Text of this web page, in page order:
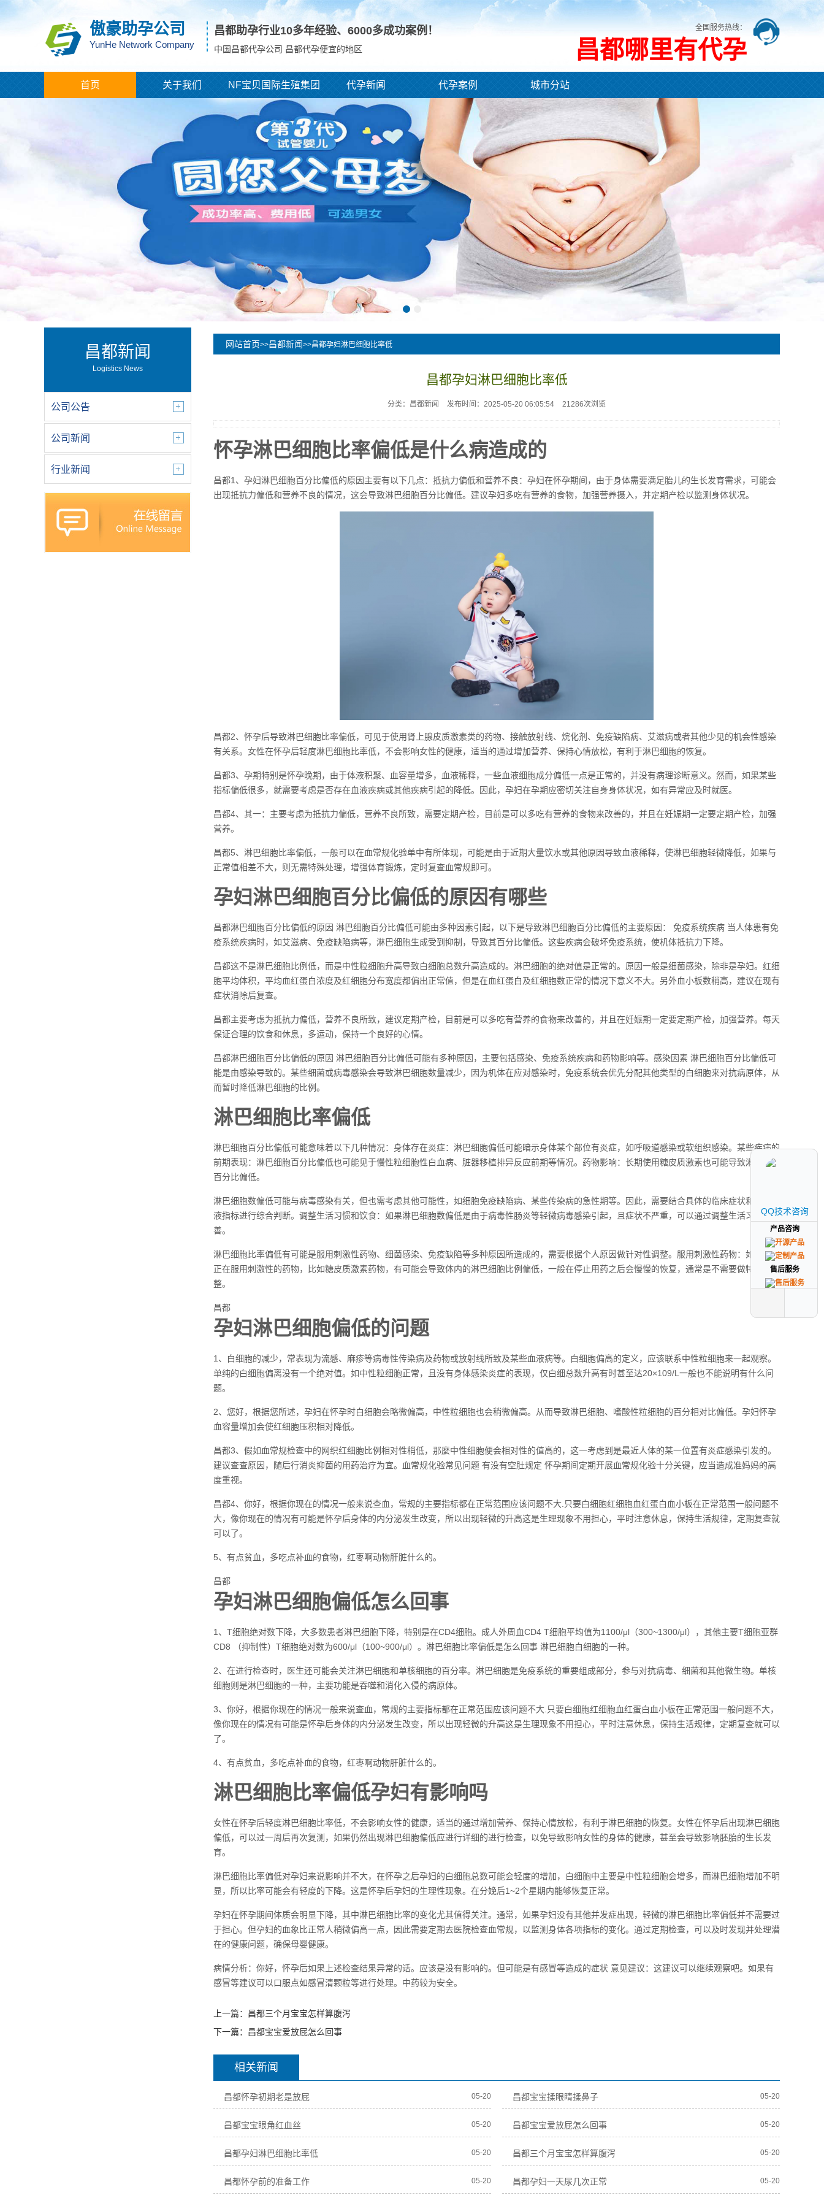
傲豪助孕公司
YunHe Network Company
昌都助孕行业10多年经验、 6000多成功案例！
中国昌都代孕公司 昌都代孕便宜的地区
全国服务热线：
昌都哪里有代孕
首页 关于我们 NF宝贝国际生殖集团 代孕新闻 代孕案例 城市分站
昌都新闻
Logistics News
公司公告
公司新闻
行业新闻
网站首页>>昌都新闻>>昌都孕妇淋巴细胞比率低
昌都孕妇淋巴细胞比率低
分类：昌都新闻 发布时间：2025-05-20 06:05:54 21286次浏览
怀孕淋巴细胞比率偏低是什么病造成的
昌都1、孕妇淋巴细胞百分比偏低的原因主要有以下几点：抵抗力偏低和营养不良：孕妇在怀孕期间，由于身体需要满足胎儿的生长发育需求，可能会
出现抵抗力偏低和营养不良的情况，这会导致淋巴细胞百分比偏低。建议孕妇多吃有营养的食物，加强营养摄入，并定期产检以监测身体状况。
昌都2、怀孕后导致淋巴细胞比率偏低，可见于使用肾上腺皮质激素类的药物、接触放射线、烷化剂、免疫缺陷病、艾滋病或者其他少见的机会性感染
有关系。女性在怀孕后轻度淋巴细胞比率低，不会影响女性的健康，适当的通过增加营养、保持心情放松，有利于淋巴细胞的恢复。
昌都3、孕期特别是怀孕晚期，由于体液积聚、血容量增多，血液稀释，一些血液细胞成分偏低一点是正常的，并没有病理诊断意义。然而，如果某些
指标偏低很多，就需要考虑是否存在血液疾病或其他疾病引起的降低。因此，孕妇在孕期应密切关注自身身体状况，如有异常应及时就医。
昌都4、其一：主要考虑为抵抗力偏低，营养不良所致，需要定期产检，目前是可以多吃有营养的食物来改善的，并且在妊娠期一定要定期产检，加强
营养。
昌都5、淋巴细胞比率偏低，一般可以在血常规化验单中有所体现，可能是由于近期大量饮水或其他原因导致血液稀释，使淋巴细胞轻微降低，如果与
正常值相差不大，则无需特殊处理，增强体育锻炼，定时复查血常规即可。
孕妇淋巴细胞百分比偏低的原因有哪些
昌都淋巴细胞百分比偏低的原因 淋巴细胞百分比偏低可能由多种因素引起，以下是导致淋巴细胞百分比偏低的主要原因： 免疫系统疾病 当人体患有免
疫系统疾病时，如艾滋病、免疫缺陷病等，淋巴细胞生成受到抑制，导致其百分比偏低。这些疾病会破坏免疫系统，使机体抵抗力下降。
昌都这不是淋巴细胞比例低，而是中性粒细胞升高导致白细胞总数升高造成的。淋巴细胞的绝对值是正常的。原因一般是细菌感染，除非是孕妇。红细
胞平均体积，平均血红蛋白浓度及红细胞分布宽度都偏出正常值，但是在血红蛋白及红细胞数正常的情况下意义不大。另外血小板数稍高，建议在现有
症状消除后复查。
昌都主要考虑为抵抗力偏低，营养不良所致，建议定期产检，目前是可以多吃有营养的食物来改善的，并且在妊娠期一定要定期产检，加强营养。每天
保证合理的饮食和休息，多运动，保持一个良好的心情。
昌都淋巴细胞百分比偏低的原因 淋巴细胞百分比偏低可能有多种原因，主要包括感染、免疫系统疾病和药物影响等。感染因素 淋巴细胞百分比偏低可
能是由感染导致的。某些细菌或病毒感染会导致淋巴细胞数量减少，因为机体在应对感染时，免疫系统会优先分配其他类型的白细胞来对抗病原体，从
而暂时降低淋巴细胞的比例。
淋巴细胞比率偏低
淋巴细胞百分比偏低可能意味着以下几种情况：身体存在炎症：淋巴细胞偏低可能暗示身体某个部位有炎症，如呼吸道感染或软组织感染。某些疾病的
前期表现：淋巴细胞百分比偏低也可能见于慢性粒细胞性白血病、脏器移植排异反应前期等情况。药物影响：长期使用糖皮质激素也可能导致淋巴细胞
百分比偏低。
淋巴细胞数偏低可能与病毒感染有关，但也需考虑其他可能性，如细胞免疫缺陷病、某些传染病的急性期等。因此，需要结合具体的临床症状和其他血
液指标进行综合判断。调整生活习惯和饮食：如果淋巴细胞数偏低是由于病毒性肠炎等轻微病毒感染引起，且症状不严重，可以通过调整生活习惯来改
善。
淋巴细胞比率偏低有可能是服用刺激性药物、细菌感染、免疫缺陷等多种原因所造成的，需要根据个人原因做针对性调整。服用刺激性药物：如果目前
正在服用刺激性的药物，比如糖皮质激素药物，有可能会导致体内的淋巴细胞比例偏低，一般在停止用药之后会慢慢的恢复，通常是不需要做特殊调
整。
昌都
孕妇淋巴细胞偏低的问题
1、白细胞的减少，常表现为流感、麻疹等病毒性传染病及药物或放射线所致及某些血液病等。白细胞偏高的定义，应该联系中性粒细胞来一起观察。
单纯的白细胞偏离没有一个绝对值。如中性粒细胞正常，且没有身体感染炎症的表现，仅白细总数升高有时甚至达20×109/L一般也不能说明有什么问
题。
2、您好，根据您所述，孕妇在怀孕时白细胞会略微偏高，中性粒细胞也会稍微偏高。从而导致淋巴细胞、嗜酸性粒细胞的百分相对比偏低。孕妇怀孕
血容量增加会使红细胞压积相对降低。
昌都3、假如血常规检查中的网织红细胞比例相对性稍低，那麼中性细胞便会相对性的值高的，这一考虑到是最近人体的某一位置有炎症感染引发的。
建议查查原因，随后行消炎抑菌的用药治疗为宜。血常规化验常见问题 有没有空肚规定 怀孕期间定期开展血常规化验十分关键，应当造成准妈妈的高
度重视。
昌都4、你好，根据你现在的情况一般来说查血，常规的主要指标都在正常范围应该问题不大.只要白细胞红细胞血红蛋白血小板在正常范围一般问题不
大，像你现在的情况有可能是怀孕后身体的内分泌发生改变，所以出现轻微的升高这是生理现象不用担心，平时注意休息，保持生活规律，定期复查就
可以了。
5、有点贫血，多吃点补血的食物，红枣啊动物肝脏什么的。
昌都
孕妇淋巴细胞偏低怎么回事
1、T细胞绝对数下降，大多数患者淋巴细胞下降，特别是在CD4细胞。成人外周血CD4 T细胞平均值为1100/μl（300~1300/μl），其他主要T细胞亚群
CD8 （抑制性）T细胞绝对数为600/μl（100~900/μl）。淋巴细胞比率偏低是怎么回事 淋巴细胞白细胞的一种。
2、在进行检查时，医生还可能会关注淋巴细胞和单核细胞的百分率。淋巴细胞是免疫系统的重要组成部分，参与对抗病毒、细菌和其他微生物。单核
细胞则是淋巴细胞的一种，主要功能是吞噬和消化入侵的病原体。
3、你好，根据你现在的情况一般来说查血，常规的主要指标都在正常范围应该问题不大.只要白细胞红细胞血红蛋白血小板在正常范围一般问题不大，
像你现在的情况有可能是怀孕后身体的内分泌发生改变，所以出现轻微的升高这是生理现象不用担心，平时注意休息，保持生活规律，定期复查就可以
了。
4、有点贫血，多吃点补血的食物，红枣啊动物肝脏什么的。
淋巴细胞比率偏低孕妇有影响吗
女性在怀孕后轻度淋巴细胞比率低，不会影响女性的健康，适当的通过增加营养、保持心情放松，有利于淋巴细胞的恢复。女性在怀孕后出现淋巴细胞
偏低，可以过一周后再次复测，如果仍然出现淋巴细胞偏低应进行详细的进行检查，以免导致影响女性的身体的健康，甚至会导致影响胚胎的生长发
育。
淋巴细胞比率偏低对孕妇来说影响并不大，在怀孕之后孕妇的白细胞总数可能会轻度的增加，白细胞中主要是中性粒细胞会增多，而淋巴细胞增加不明
显，所以比率可能会有轻度的下降。这是怀孕后孕妇的生理性现象。在分娩后1~2个星期内能够恢复正常。
孕妇在怀孕期间体质会明显下降，其中淋巴细胞比率的变化尤其值得关注。通常，如果孕妇没有其他并发症出现，轻微的淋巴细胞比率偏低并不需要过
于担心。但孕妇的血象比正常人稍微偏高一点，因此需要定期去医院检查血常规，以监测身体各项指标的变化。通过定期检查，可以及时发现并处理潜
在的健康问题，确保母婴健康。
病情分析：你好，怀孕后如果上述检查结果异常的话。应该是没有影响的。但可能是有感冒等造成的症状 意见建议：这建议可以继续观察吧。如果有
感冒等建议可以口服点如感冒清颗粒等进行处理。中药较为安全。
上一篇： 昌都三个月宝宝怎样算腹泻
下一篇： 昌都宝宝爱放屁怎么回事
相关新闻
昌都怀孕初期老是放屁 05-20 昌都宝宝揉眼睛揉鼻子 05-20
昌都宝宝眼角红血丝 05-20 昌都宝宝爱放屁怎么回事 05-20
昌都孕妇淋巴细胞比率低 05-20 昌都三个月宝宝怎样算腹泻 05-20
昌都怀孕前的准备工作 05-20 昌都孕妇一天尿几次正常 05-20
QQ技术咨询
产品咨询
售后服务
QQ技术咨询
产品咨询
售后服务